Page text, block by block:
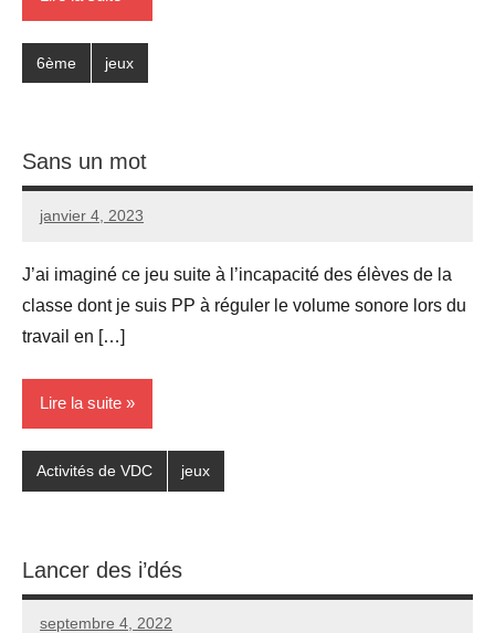
6ème jeux
Sans un mot
janvier 4, 2023
Seg0_La_Vraie
Aucun
J’ai imaginé ce jeu suite à l’incapacité des élèves de la
classe dont je suis PP à réguler le volume sonore lors du
travail en […]
Lire la suite
Activités de VDC jeux
Lancer des i’dés
septembre 4, 2022